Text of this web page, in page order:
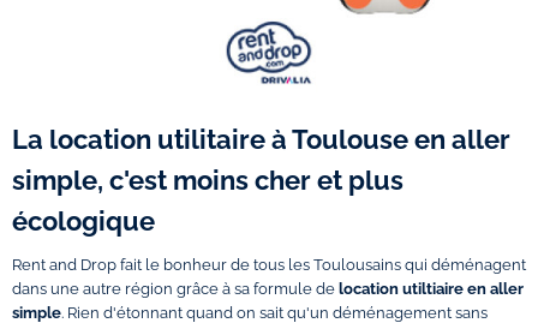
La location utilitaire à Toulouse en aller
simple, c'est moins cher et plus
écologique
Rent and Drop fait le bonheur de tous les Toulousains qui déménagent
dans une autre région grâce à sa formule de location utiltiaire en aller
simple. Rien d'étonnant quand on sait qu'un déménagement sans